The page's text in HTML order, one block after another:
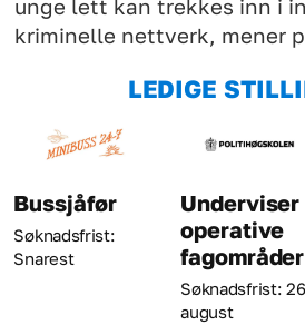
unge lett kan trekkes inn i
kriminelle nettverk, mener
LEDIGE
Underviser -
operative
fagområder
Søknadsfrist: 26.
mulighet
som
ved